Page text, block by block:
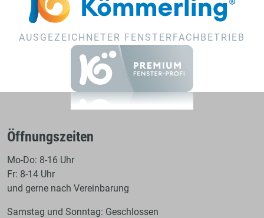
AUSGEZEICHNETER FENSTERFACHBETRIEB
Öffnungszeiten
Mo-Do: 8-16 Uhr
Fr: 8-14 Uhr
und gerne nach Vereinbarung
Samstag und Sonntag: Geschlossen